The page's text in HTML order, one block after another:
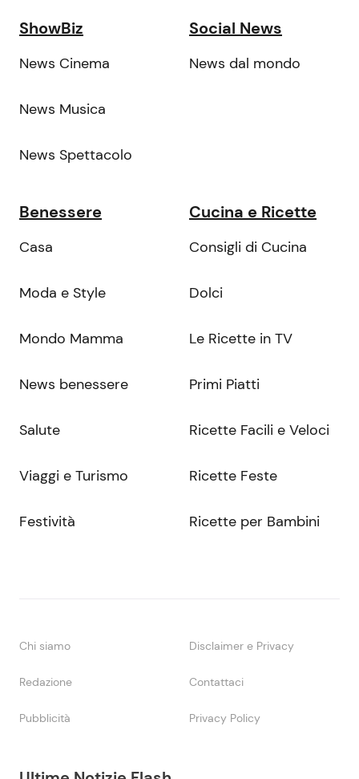
ShowBiz
News Cinema
News Musica
News Spettacolo
Social News
News dal mondo
Benessere
Casa
Moda e Style
Mondo Mamma
News benessere
Salute
Viaggi e Turismo
Festività
Cucina e Ricette
Consigli di Cucina
Dolci
Le Ricette in TV
Primi Piatti
Ricette Facili e Veloci
Ricette Feste
Ricette per Bambini
Chi siamo Disclaimer e Privacy
Redazione Contattaci
Pubblicità Privacy Policy